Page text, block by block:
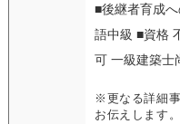
■後継者育成
語中級 ■資格
可 一級建築士
※更なる詳細
お伝えします。